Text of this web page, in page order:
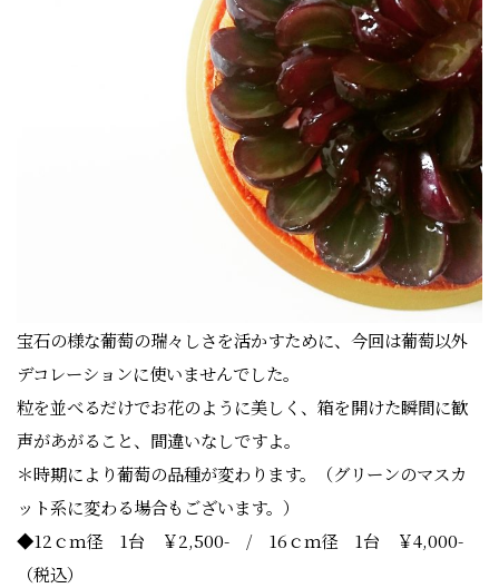
宝石の様な葡萄の瑞々しさを活かすために、今回は葡萄以外
デコレーションに使いませんでした。
粒を並べるだけでお花のように美しく、箱を開けた瞬間に歓
声があがること、間違いなしですよ。
＊時期により葡萄の品種が変わります。（グリーンのマスカ
ット系に変わる場合もございます。）
◆12ｃｍ径 1台 ￥2,500- / 16ｃｍ径 1台 ￥4,000-
（税込）